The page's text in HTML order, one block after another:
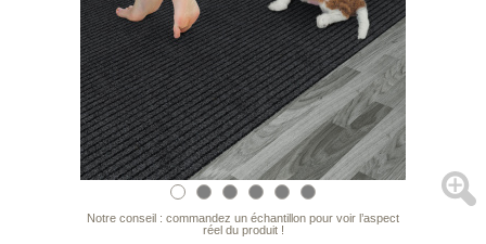
Notre conseil : commandez un échantillon pour voir l’aspect
réel du produit !